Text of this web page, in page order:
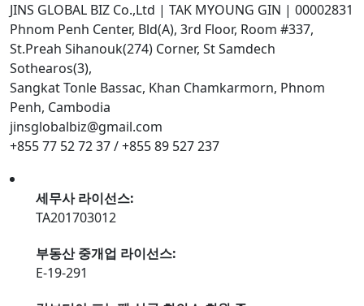
JINS GLOBAL BIZ Co.,Ltd | TAK MYOUNG GIN | 00002831
Phnom Penh Center, Bld(A), 3rd Floor, Room #337,
St.Preah Sihanouk(274) Corner, St Samdech
Sothearos(3),
Sangkat Tonle Bassac, Khan Chamkarmorn, Phnom
Penh, Cambodia
jinsglobalbiz@gmail.com
+855 77 52 72 37 / +855 89 527 237
세무사 라이선스:
TA201703012
부동산 중개업 라이선스:
E-19-291